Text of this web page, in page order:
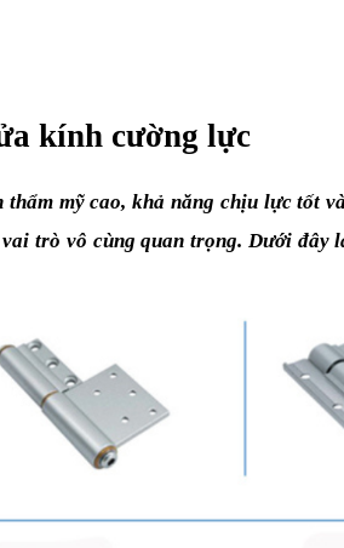
kính cường lực
mỹ cao, khả năng chịu lực tốt
trò vô cùng quan trọng. Dưới